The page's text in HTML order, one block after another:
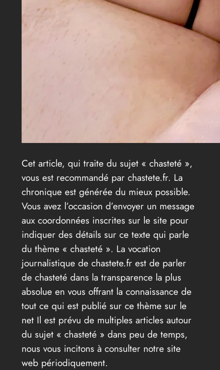
Cet article, qui traite du sujet « chasteté »,
vous est recommandé par chastete.fr. La
chronique est générée du mieux possible.
Vous avez l’occasion d’envoyer un message
aux coordonnées inscrites sur le site pour
indiquer des détails sur ce texte qui parle
du thème « chasteté ». La vocation
journalistique de chastete.fr est de parler
de chasteté dans la transparence la plus
absolue en vous offrant la connaissance de
tout ce qui est publié sur ce thème sur le
net Il est prévu de multiples articles autour
du sujet « chasteté » dans peu de temps,
nous vous incitons à consulter notre site
web périodiquement.